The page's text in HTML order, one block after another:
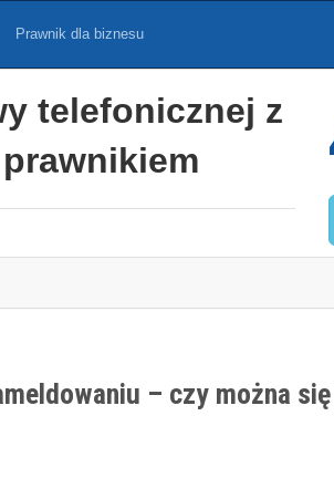
Prawnik dla biznesu
telefonicznej z
– czy można